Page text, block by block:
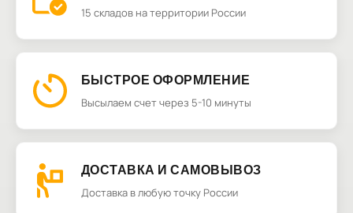
15 складов на территории России
БЫСТРОЕ ОФОРМЛЕНИЕ
Высылаем счет через 5-10 минуты
ДОСТАВКА И САМОВЫВОЗ
Доставка в любую точку России